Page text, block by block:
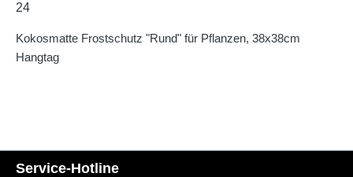
24
Kokosmatte Frostschutz "Rund" für Pflanzen, 38x38cm
Hangtag
Service-Hotline